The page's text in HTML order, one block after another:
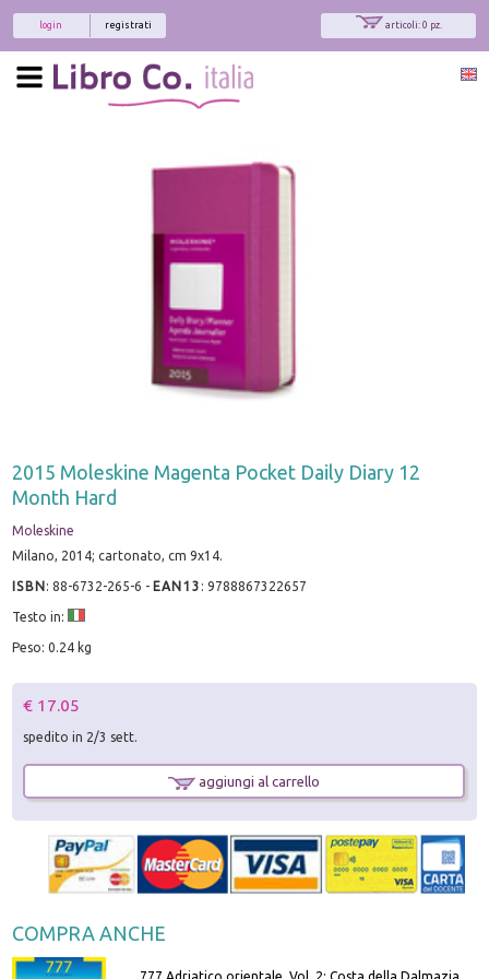
articoli: 0 pz.
registrati
login
2015 Moleskine Magenta Pocket Daily Diary 12
Month Hard
Moleskine
Milano, 2014; cartonato, cm 9x14.
ISBN:88-6732-265-6 - EAN13 :9788867322657
Testo in:
Peso: 0.24 kg
€ 17.05
spedito in 2/3 sett.
aggiungi al carrello
COMPRA ANCHE